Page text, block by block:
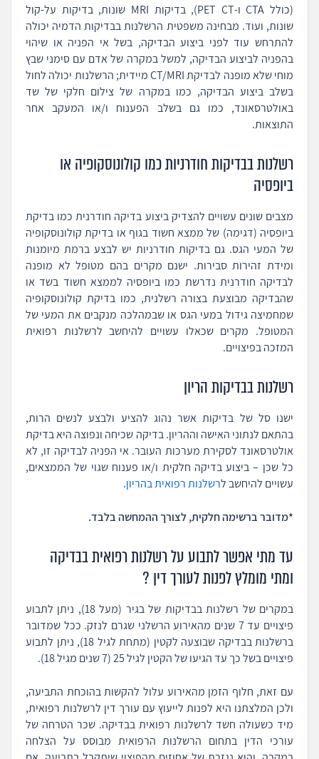
(כולל CTA ו-PET CT), בדיקות MRI שונות, בדיקות על-קול
שונות, ועוד. מבחינה משפטית הרשלנות בבדיקות הדמיה יכולה
להתרחש עוד לפני ביצוע הבדיקה, בשל אי הפניה או שיהוי
בהפניה לביצוע הבדיקה, למשל במקרה של אדם עם סימני שבץ
מוחי שלא מופנה לבדיקת CT/MRI מיידית; הרשלנות יכולה לחול
בשלב ביצוע הבדיקה, כמו במקרה של צילום חלקי של שד
באולטרסאונד, כמו גם בשלב הפענוח ו/או המעקב אחר
התוצאות.
רשלנות בבדיקות חודרניות כמו קולונוסקופיה או
ביופסיה
מצבים שונים עשויים להצדיק ביצוע בדיקה חודרנית כמו בדיקת
ביופסיה (דגימה) של ממצא חשוד בגוף או בדיקת קולונוסקופיה
של המעי הגס. גם בדיקות חודרניות יש לבצע ברמת מיומנות
ומידת זהירות סבירות. ישנם מקרים בהם מטופל לא מופנה
לבדיקה חודרנית נדרשת כמו ביופסיה לממצא חשוד בשד או
שהבדיקה מבוצעת בצורה רשלנית, כמו בדיקת קולונוסקופיה
שמחמיצה גידול במעי הגס או שבמהלכה מנקבים את המעי של
המטופל. מקרים שכאלו עשויים להיחשב לרשלנות רפואית
המזכה בפיצויים.
רשלנות בבדיקות הריון
ישנו סל של בדיקות אשר נהוג להציע ולבצע לנשים הרות,
בהתאם לנתוני האישה וההריון. בדיקה שכיחה ונפוצה היא בדיקת
אולטרסאונד לסקירת מערכות העובר. אי הפניה לבדיקה זו, לא
כל שכן – ביצוע בדיקה חלקית ו/או פענוח שגוי של הממצאים,
עשויים להיחשב לרשלנות רפואית בהריון.
*מדובר ברשימה חלקית, לצורך ההמחשה בלבד.
עד מתי אפשר לתבוע על רשלנות רפואית בבדיקה
ומתי מומלץ לפנות לעורך דין ?
במקרים של רשלנות בבדיקות של בגיר (מעל 18), ניתן לתבוע
פיצויים עד 7 שנים מהאירוע הרשלני שגרם לנזק. ככל שמדובר
ברשלנות בבדיקה שבוצעה לקטין (מתחת לגיל 18), ניתן לתבוע
פיצויים בשל כך עד הגיעו של הקטין לגיל 25 (7 שנים מגיל 18).
עם זאת, חלוף הזמן מהאירוע עלול להקשות בהוכחת התביעה,
ולכן המלצתנו היא לפנות לייעוץ עם עורך דין לרשלנות רפואית,
מיד כשעולה חשד לרשלנות רפואית בבדיקה. שכר הטרחה של
עורכי הדין בתחום הרשלנות הרפואית מבוסס על הצלחה